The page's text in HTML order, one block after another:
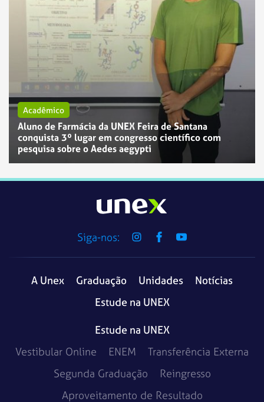
Acadêmico
Aluno de Farmácia da UNEX Feira de Santana
conquista 3º lugar em congresso científico com
pesquisa sobre o Aedes aegypti
Siga-nos:
A Unex Graduação Unidades
Notícias
Estude na UNEX
Estude na UNEX
Vestibular Online
ENEM
Transferência Externa
Segunda Graduação
Reingresso
Aproveitamento de Resultado